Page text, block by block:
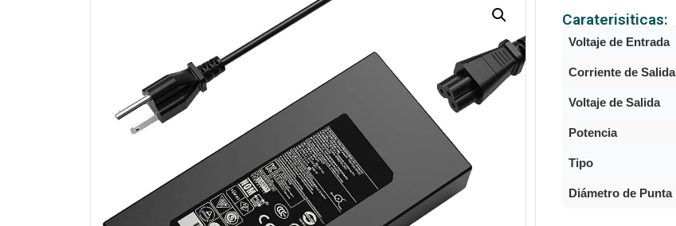
Caraterisiticas:
Voltaje de Entrada
Corriente de Salida
Voltaje de Salida
Potencia
Tipo
Diámetro de Punta